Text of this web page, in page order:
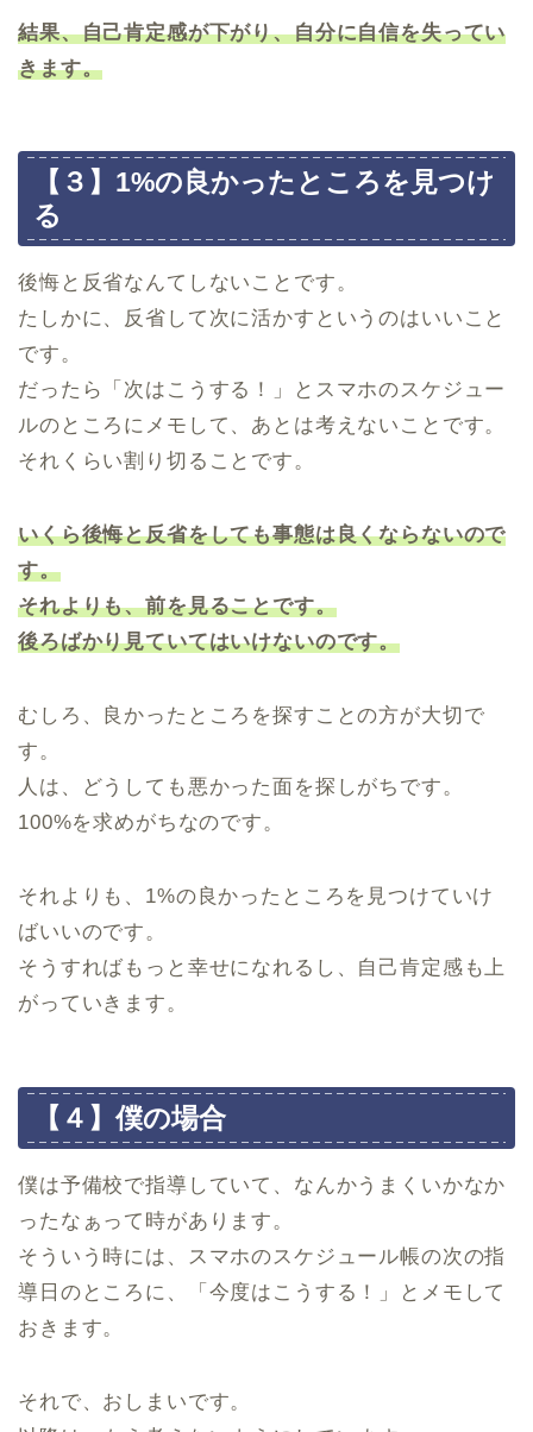
結果、自己肯定感が下がり、自分に自信を失ってい
きます。
【３】1%の良かったところを見つけ
る
後悔と反省なんてしないことです。
たしかに、反省して次に活かすというのはいいこと
です。
だったら「次はこうする！」とスマホのスケジュー
ルのところにメモして、あとは考えないことです。
それくらい割り切ることです。
いくら後悔と反省をしても事態は良くならないので
す。
それよりも、前を見ることです。
後ろばかり見ていてはいけないのです。
むしろ、良かったところを探すことの方が大切で
す。
人は、どうしても悪かった面を探しがちです。
100%を求めがちなのです。
それよりも、1%の良かったところを見つけていけ
ばいいのです。
そうすればもっと幸せになれるし、自己肯定感も上
がっていきます。
【４】僕の場合
僕は予備校で指導していて、なんかうまくいかなか
ったなぁって時があります。
そういう時には、スマホのスケジュール帳の次の指
導日のところに、「今度はこうする！」とメモして
おきます。
それで、おしまいです。